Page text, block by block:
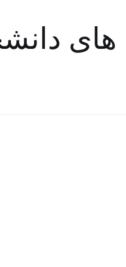
های